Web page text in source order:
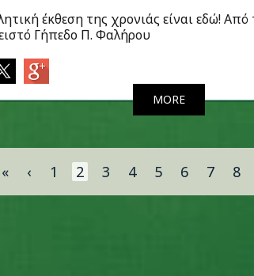
έκθεση της χρονιάς είναι εδώ! Από
Γήπεδο Π. Φαλήρου
MORE
« ‹ 1 2 3 4 5 6 7 8